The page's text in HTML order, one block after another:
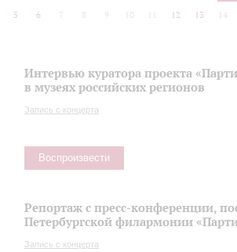
5 6 7 8 9 10 12 13 14
Интервью куратора проекта
в музеях российских регионов
Запись с концерта
Воспроизвести
Репортаж с пресс-конференции,
Петербургской филармонии
Запись с концерта